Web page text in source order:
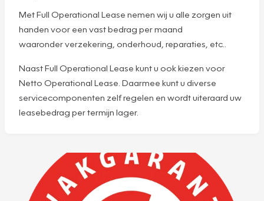
Met Full Operational Lease nemen wij u alle zorgen uit
handen voor een vast bedrag per maand
waaronder verzekering, onderhoud, reparaties, etc..
Naast Full Operational Lease kunt u ook kiezen voor
Netto Operational Lease. Daarmee kunt u diverse
servicecomponenten zelf regelen en wordt uiteraard uw
leasebedrag per termijn lager.